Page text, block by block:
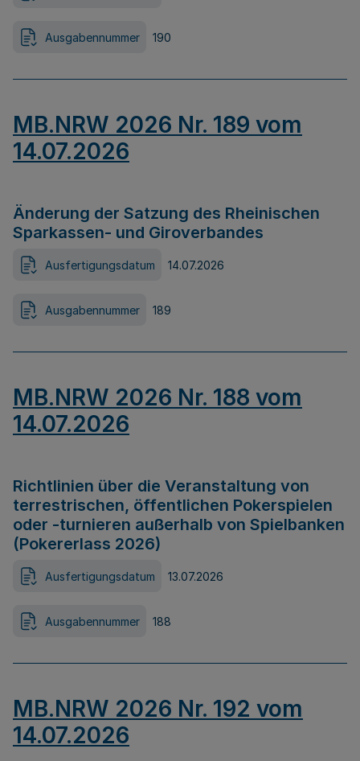
Ausgabennummer 190
MB.NRW 2026 Nr. 189 vom
14.07.2026
Änderung der Satzung des Rheinischen
Sparkassen- und Giroverbandes
Ausfertigungsdatum 14.07.2026
Ausgabennummer 189
MB.NRW 2026 Nr. 188 vom
14.07.2026
Richtlinien über die Veranstaltung von
terrestrischen, öffentlichen Pokerspielen
oder -turnieren außerhalb von Spielbanken
(Pokererlass 2026)
Ausfertigungsdatum 13.07.2026
Ausgabennummer 188
MB.NRW 2026 Nr. 192 vom
14.07.2026